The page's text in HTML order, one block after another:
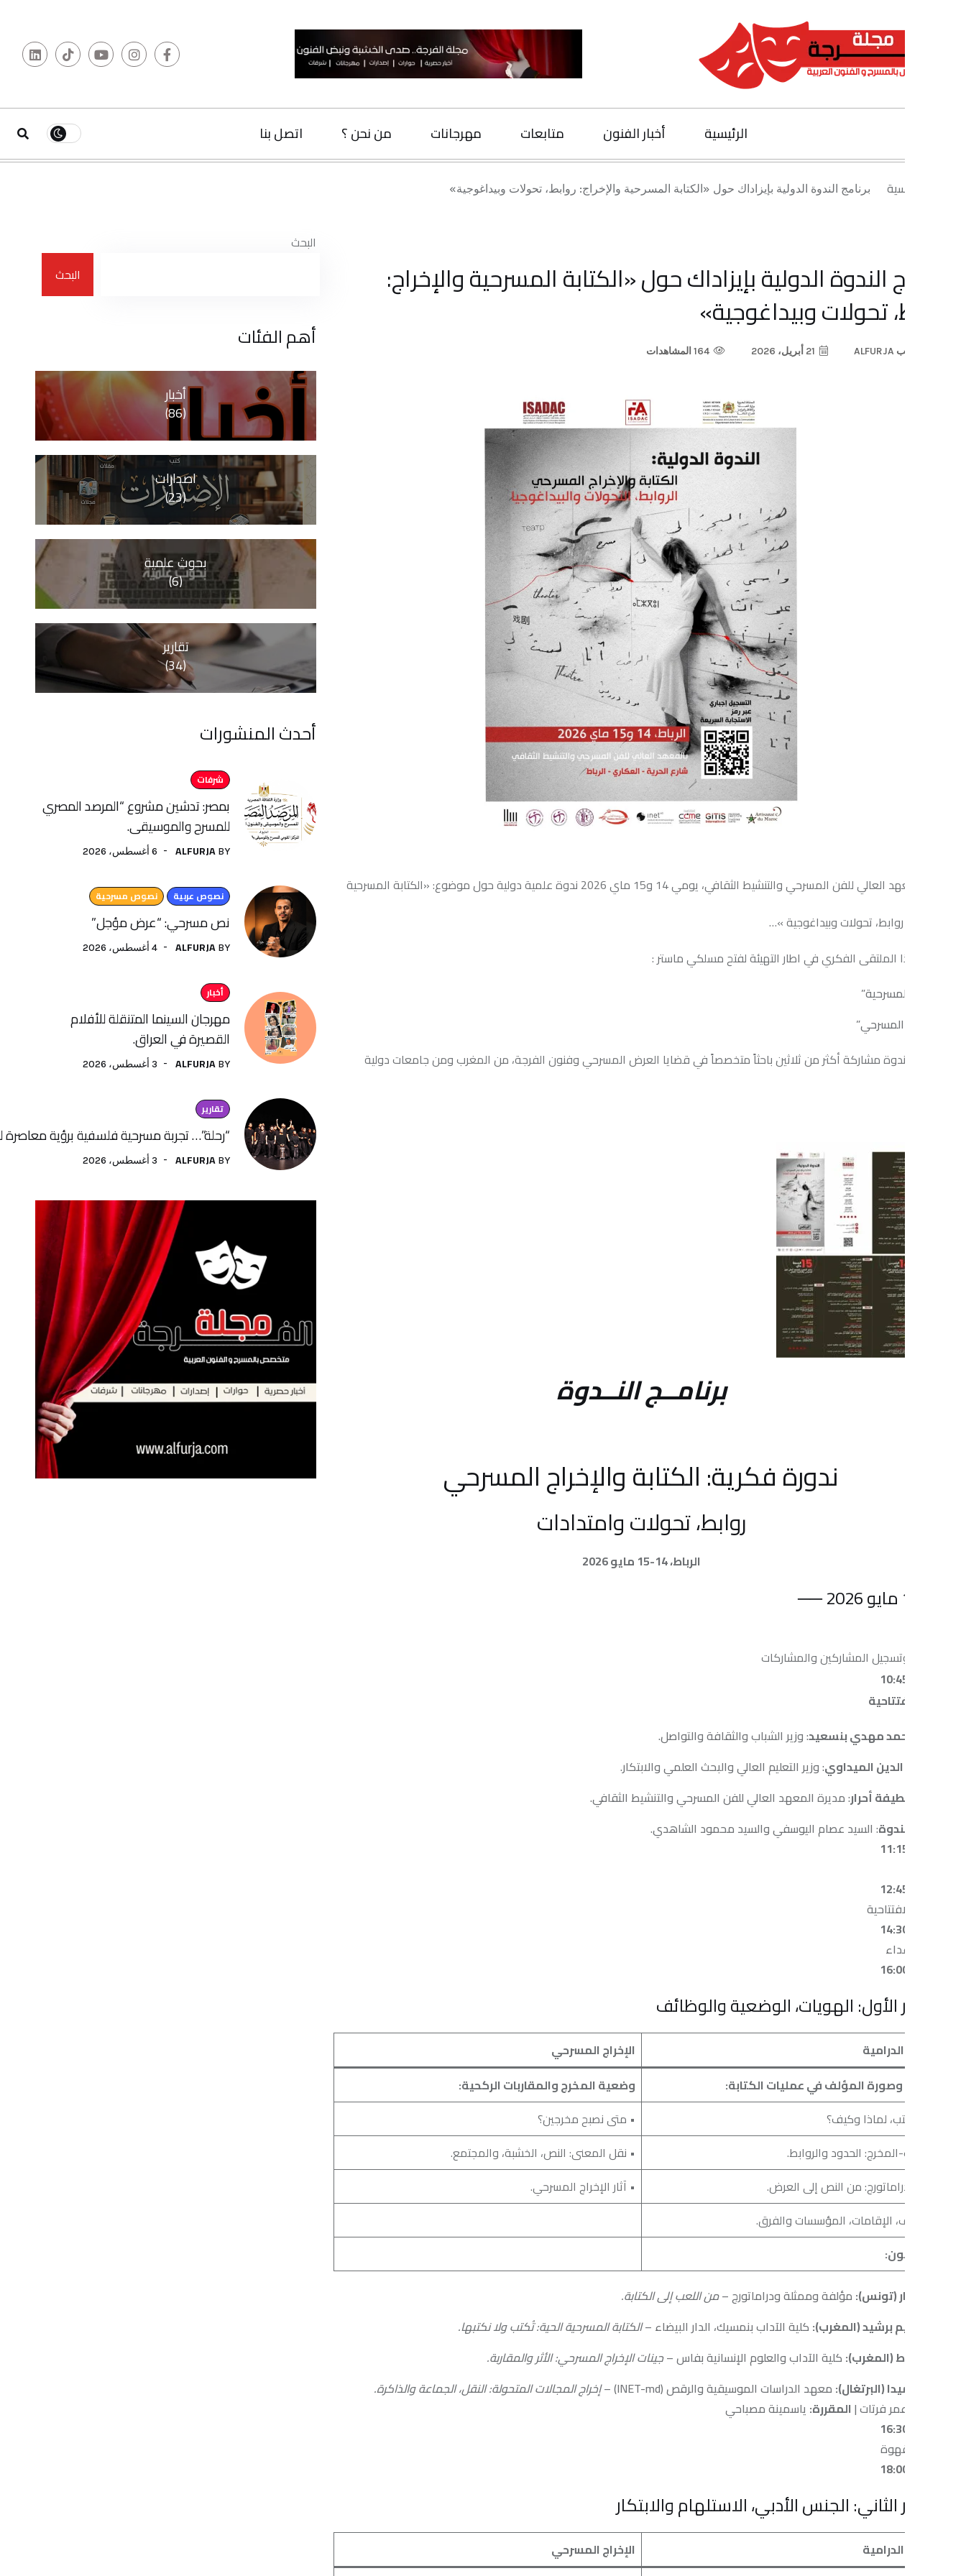
أخبار الفنون متابعات مهرجانات من نحن ؟ اتصل بنا
برنامج الندوة الدولية بإيزاداك حول «الكتابة المسرحية والإخراج: روابط، تحولات وبيداغوجية»
الندوة الدولية بإيزاداك حول «الكتابة المسرحية والإخراج:
تحولات وبيداغوجية»
21 أبريل، 2026 164 المشاهدات
نظم المعهد العالي للفن المسرحي والتنشيط الثقافي، يومي 14 و15 ماي 2026 ندوة علمية دولية حول موضوع: «الكتابة المسرحية
تحولات وبيداغوجية »…
الملتقى الفكري في اطار التهيئة لفتح مسلكي ماستر :
مشاركة أكثر من ثلاثين باحثاً متخصصاً في قضايا العرض المسرحي وفنون الفرجة، من المغرب ومن جامعات دولية
برنامــج النــدوة
ندورة فكرية: الكتابة والإخراج المسرحي
روابط، تحولات وامتدادات
المشاركين والمشاركات
مهدي بنسعيد: وزير الشباب والثقافة والتواصل.
الميداوي: وزير التعليم العالي والبحث العلمي والابتكار.
: مديرة المعهد العالي للفن المسرحي والتنشيط الثقافي.
: السيد عصام اليوسفي والسيد محمود الشاهدي.
الأول: الهويات، الوضعية والوظائف
الإخراج المسرحي
المؤلف في عمليات الكتابة:
وضعية المخرج والمقاربات الركحية:
لماذا وكيف؟
• متى نصبح مخرجين؟
الحدود والروابط.
• نقل المعنى: النص، الخشبة، والمجتمع.
من النص إلى العرض.
• آثار الإخراج المسرحي.
الإقامات، المؤسسات والفرق.
مؤلفة وممثلة ودراماتورج –من اللعب إلى الكتابة.
برشيد (المغرب):كلية الآداب بنمسيك، الدار البيضاء –الكتابة المسرحية الحية: تُكتب ولا نكتبها.
كلية الآداب والعلوم الإنسانية بفاس –جينات الإخراج المسرحي: الأثر والمقاربة.
(البرتغال):معهد الدراسات الموسيقية والرقص (INET-md) –
إخراج المجالات المتحولة: النقل، الجماعة والذاكرة.
المقررة:ياسمينة مصباحي
الجنس الأدبي، الاستلهام والابتكار
الإخراج المسرحي
أهم الفئات
(86)
اصدارات
(23)
بحوث علمية
(6)
تقارير
(34)
أحدث المنشورات
شرفات
بمصر: تدشين مشروع “المرصد المصري
للمسرح والموسيقى.
ALFURJA 6 أغسطس، 2026
نصوص عربية نصوص مسرحية
نص مسرحي: “عرض مؤجل”
BY
ALFURJA 4 أغسطس، 2026
أخبار
مهرجان السينما المتنقلة للأفلام
القصيرة في العراق.
BY
ALFURJA 3 أغسطس، 2026
“رحلة”… تجربة مسرحية فلسفية برؤية معاصرة لفنون الأداء
BY
ALFURJA 3 أغسطس، 2026